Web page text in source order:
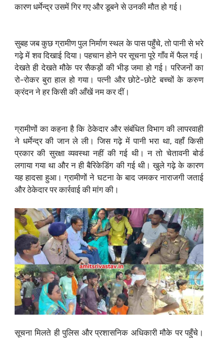
कारण धर्मेन्द्र उसमें गिर गए और डूबने से उनकी मौत हो गई।
सुबह जब कुछ ग्रामीण पुल निर्माण स्थल के पास पहुँचे, तो पानी से भरे
गढ़े में शव दिखाई दिया। पहचान होने पर सूचना पूरे गाँव में फैल गई।
देखते ही देखते मौके पर सैकड़ों की भीड़ जमा हो गई। परिजनों का
रो-रोकर बुरा हाल हो गया। पत्नी और छोटे-छोटे बच्चों के करुण
क्रंदन ने हर किसी की आँखें नम कर दीं।
ग्रामीणों का कहना है कि ठेकेदार और संबंधित विभाग की लापरवाही
ने धर्मेन्द्र की जान ले ली। जिस गढ़े में पानी भरा था, वहाँ किसी
प्रकार की सुरक्षा व्यवस्था नहीं की गई थी। न तो चेतावनी बोर्ड
लगाया गया था और न ही बैरिकेडिंग की गई थी। खुले गढ़े के कारण
यह हादसा हुआ। ग्रामीणों ने घटना के बाद जमकर नाराजगी जताई
और ठेकेदार पर कार्रवाई की मांग की।
सूचना मिलते ही पुलिस और प्रशासनिक अधिकारी मौके पर पहुँचे।